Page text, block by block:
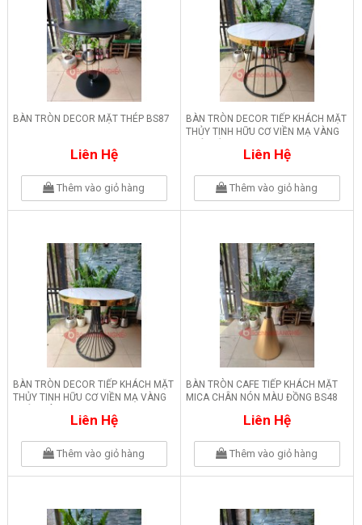
BÀN TRÒN DECOR MẶT THÉP BS87
Liên Hệ
Thêm vào giỏ hàng
BÀN TRÒN DECOR TIẾP KHÁCH MẶT
THỦY TINH HỮU CƠ VIỀN MẠ VÀNG
Liên Hệ
Thêm vào giỏ hàng
BÀN TRÒN DECOR TIẾP KHÁCH MẶT
THỦY TINH HỮU CƠ VIỀN MẠ VÀNG
Liên Hệ
Thêm vào giỏ hàng
BÀN TRÒN CAFE TIẾP KHÁCH MẶT
MICA CHÂN NÓN MÀU ĐỒNG BS48
Liên Hệ
Thêm vào giỏ hàng